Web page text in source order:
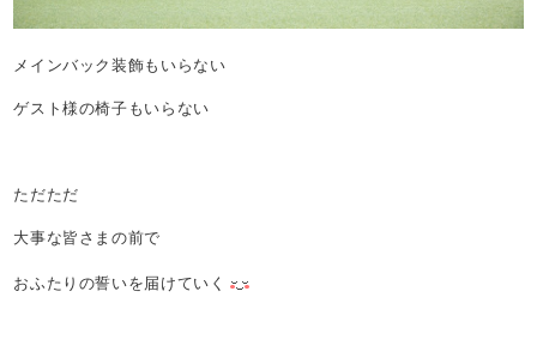
メインバック装飾もいらない
ゲスト様の椅子もいらない
ただただ
大事な皆さまの前で
おふたりの誓いを届けていく